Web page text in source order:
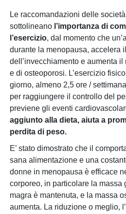
Le raccomandazioni delle
sottolineano l’importanza di
l’esercizio, dal momento che
durante la menopausa, accelera
dell’invecchiamento e aumenta
e di osteoporosi. L’esercizio
giorno, almeno 2,5 ore /
per raggiungere il controllo del
previene gli eventi
aggiunto alla dieta, aiuta a
perdita di peso.
E’ stato dimostrato che il
sana alimentazione e una
donne in menopausa è efficace
corporeo, in particolare la massa
magra è mantenuta, e la massa
aumenta. La riduzione o meglio,